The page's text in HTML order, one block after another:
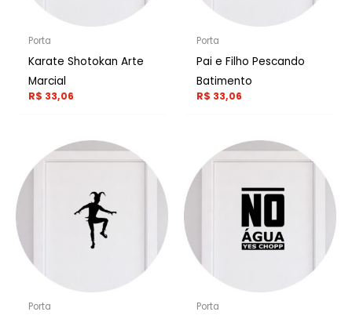
Porta
Karate Shotokan Arte
Marcial
R$ 33,06
Porta
Pai e Filho Pescando
Batimento
R$ 33,06
Porta Porta